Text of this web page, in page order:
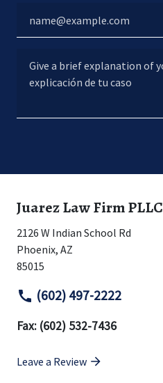
Juarez Law Firm PLLC
2126 W Indian School Rd
Phoenix, AZ
85015
(602) 497-2222
Fax: (602) 532-7436
Leave a Review